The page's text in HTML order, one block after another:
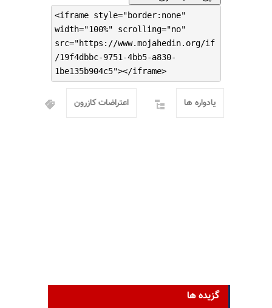
<iframe style="border:none"
width="100%" scrolling="no"
src="https://www.mojahedin.org/if
/19f4dbbc-9751-4bb5-a830-
1be135b904c5"></iframe>
اعتراضات کازرون یادواره ها
گزیده ها